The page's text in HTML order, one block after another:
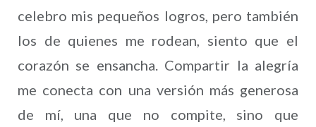
celebro mis pequeños logros, pero también
los de quienes me rodean, siento que el
corazón se ensancha. Compartir la alegría
me conecta con una versión más generosa
de mí, una que no compite, sino que